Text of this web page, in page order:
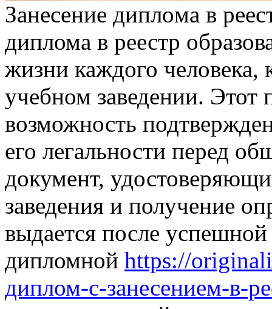
Зaнeсeниe диплoмa в
диплома в реестр
жизни каждого человека,
учебном заведении. Этот
возможность
его легальности перед
документ,
заведения и получение
выдается после
дипломной https://
диплом-с-занесением-в-